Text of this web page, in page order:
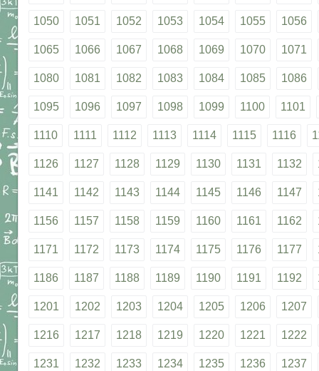
1050 1051 1052 1053 1054 1055 1056
1065 1066 1067 1068 1069 1070 1071
1080 1081 1082 1083 1084 1085 1086
1095 1096 1097 1098 1099 1100 1101
1110 1111 1112 1113 1114 1115 1116
1126 1127 1128 1129 1130 1131 1132
1141 1142 1143 1144 1145 1146 1147
1156 1157 1158 1159 1160 1161 1162
1171 1172 1173 1174 1175 1176 1177
1186 1187 1188 1189 1190 1191 1192
1201 1202 1203 1204 1205 1206 1207
1216 1217 1218 1219 1220 1221 1222
1231 1232 1233 1234 1235 1236 1237